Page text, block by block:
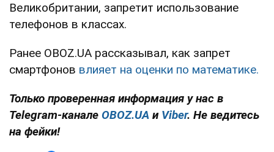
Великобритании, запретит использование
телефонов в классах.
Ранее OBOZ.UA рассказывал, как запрет
смартфонов влияет на оценки по математике.
Только проверенная информация у нас в
Telegram-канале OBOZ.UA и Viber. Не ведитесь
на фейки!